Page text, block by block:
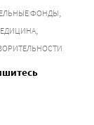
ФОНДЫ